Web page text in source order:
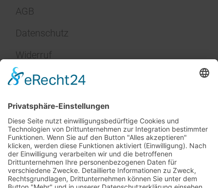
AGB
Datenschutz
Widerruf
Impressum
Service
FAQ
Zahlungsarten